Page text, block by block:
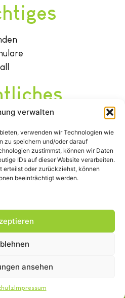
verwalten
verwenden wir Technologien wie
zu speichern und/oder darauf
zustimmst, können wir Daten
IDs auf dieser Website verarbeiten.
erteilst oder zurückziehst, können
beeinträchtigt werden.
ansehen
Impressum
Rechte vorbehalten.
remagen.de
53424 Remagen